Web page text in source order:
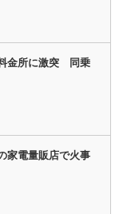
金所に激突 同乗
家電量販店で火事